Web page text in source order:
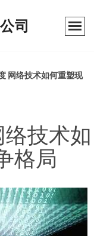
司
网络技术如何重塑现
技术如
格局